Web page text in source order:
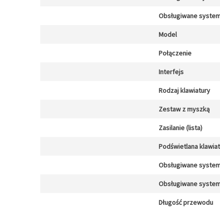
Obsługiwane
Model
Połączenie
Interfejs
Rodzaj klawiatury
Zestaw z myszką
Zasilanie (lista)
Podświetlana
Obsługiwane
Obsługiwane
Długość przewodu